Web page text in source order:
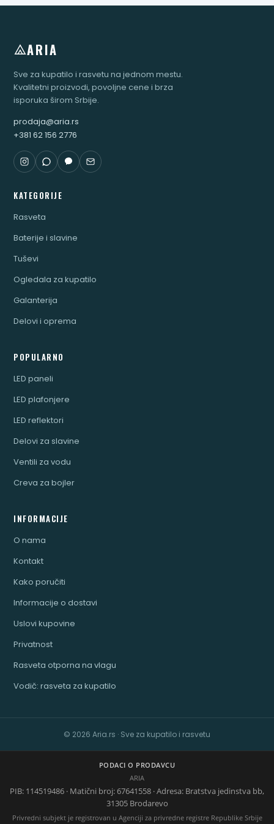
ARIA
Sve za kupatilo i rasvetu na jednom mestu.
Kvalitetni proizvodi, povoljne cene i brza
isporuka širom Srbije.
prodaja@aria.rs
+381 62 156 2776
KATEGORIJE
Rasveta
Baterije i slavine
Tuševi
Ogledala za kupatilo
Galanterija
Delovi i oprema
POPULARNO
LED paneli
LED plafonjere
LED reflektori
Delovi za slavine
Ventili za vodu
Creva za bojler
INFORMACIJE
O nama
Kontakt
Kako poručiti
Informacije o dostavi
Uslovi kupovine
Privatnost
Rasveta otporna na vlagu
Vodič: rasveta za kupatilo
© 2026 Aria.rs · Sve za kupatilo i rasvetu
PODACI O PRODAVCU
ARIA
PIB: 114519486 · Matični broj: 67641558 · Adresa: Bratstva jedinstva bb,
31305 Brodarevo
Privredni subjekt je registrovan u Agenciji za privredne registre Republike Srbije